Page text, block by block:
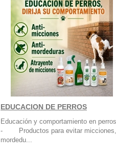
EDUCACION DE PERROS
Educación y comportamiento en
- Productos para evitar micciones,
mordedu...